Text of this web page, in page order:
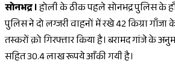
सोनभद्र ।होली के ठीक पहले सोनभद्र पुलिस के
पुलिस ने दो लग्जरी वाहनों में रखे 42 किग्रा गाँजा
तस्करों क़ो गिरफ्तार किया है। बरामद गांजे के
सहित 30.4 लाख रूपये आँकी गयी है।